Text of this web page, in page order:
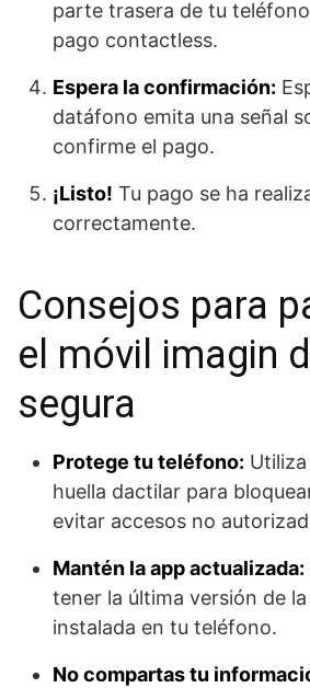
parte trasera de tu
pago contactless.
Espera la confirmación:
datáfono emita una señal
confirme el pago.
¡Listo! Tu pago se ha
correctamente.
Consejos para
el móvil imagin
segura
Protege tu teléfono:
huella dactilar para
evitar accesos no
Mantén la app actualizada:
tener la última versión de
instalada en tu teléfono.
No compartas tu